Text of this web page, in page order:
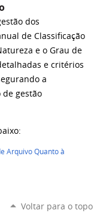
dos
de Classificação
e o Grau de
e critérios
a
de gestão
Arquivo Quanto à
Voltar para o topo